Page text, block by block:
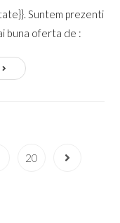
Suntem prezenti
buna oferta de :
20 Go to the